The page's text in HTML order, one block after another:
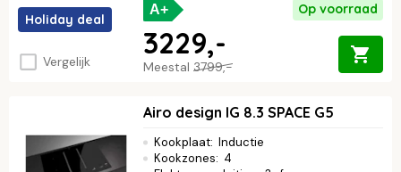
Holiday deal
Vergelijk
A+ Op voorraad
Meestal 3799,-
3229,-
Airo design IG 8.3 SPACE G5
Kookplaat: Inductie
Kookzones: 4